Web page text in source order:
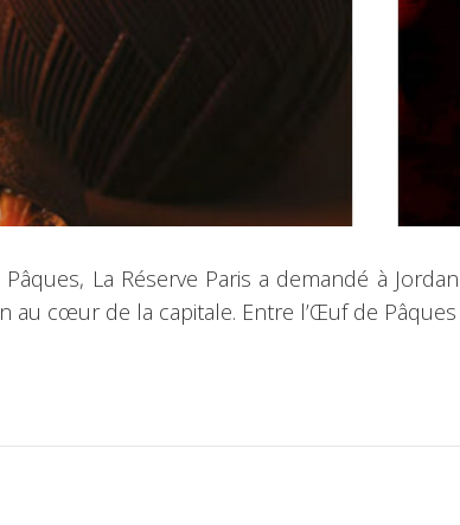
La Réserve Paris a demandé à
au cœur de la capitale. Entre l’Œuf de